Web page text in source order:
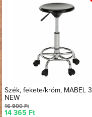
Szék, fekete/króm, MABEL 3
NEW
16 900 Ft
14 365 Ft